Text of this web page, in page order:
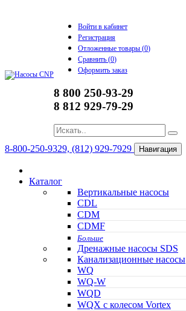
Войти в кабинет
Регистрация
Отложенные товары (0)
Сравнить (0)
Оформить заказ
8 800 250-93-29
8 812 929-79-29
8-800-250-9329, (812) 929-7929 Навигация
Каталог
Вертикальные насосы
CDL
CDM
CDMF
Больше
Дренажные насосы SDS
Канализационные насосы
WQ
WQ-W
WQD
WQX с колесом Vortex